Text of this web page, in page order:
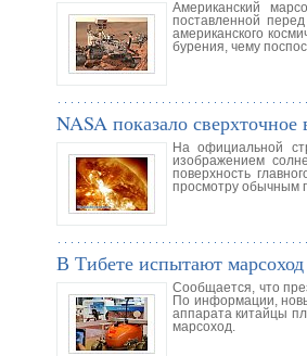
Американский
поставленной
американского
бурения, чему
NASA показало
На официальной
изображением
поверхность
просмотру обычным
В Тибете испытают марсоход
Сообщается, что
По информации,
аппарата китайцы
марсоход.